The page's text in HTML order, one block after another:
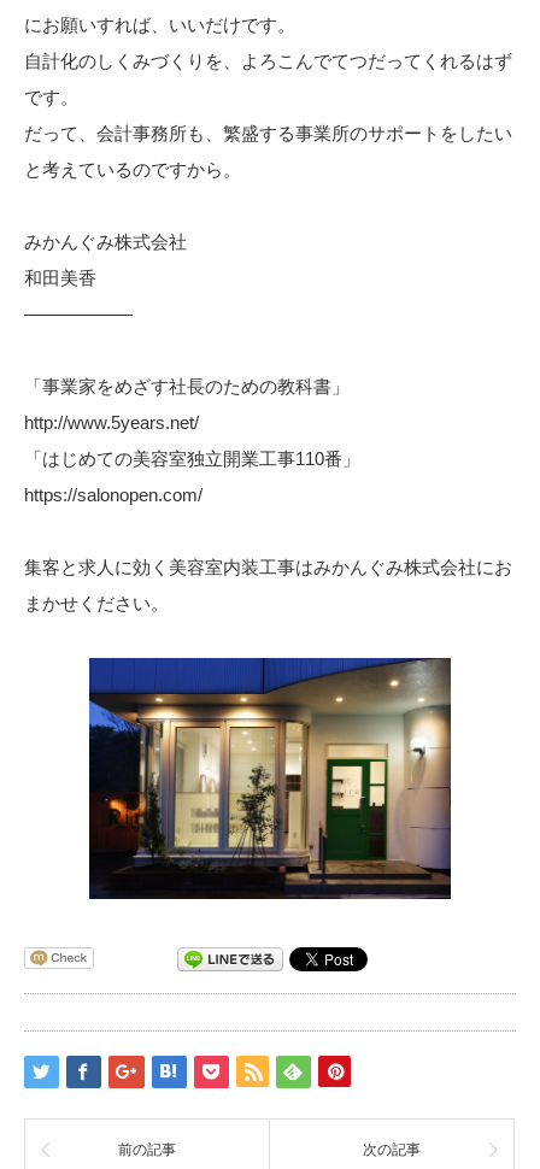
にお願いすれば、いいだけです。
自計化のしくみづくりを、よろこんでてつだってくれるはず
です。
だって、会計事務所も、繁盛する事業所のサポートをしたい
と考えているのですから。
みかんぐみ株式会社
和田美香
——————
「事業家をめざす社長のための教科書」
http://www.5years.net/
「はじめての美容室独立開業工事110番」
https://salonopen.com/
集客と求人に効く美容室内装工事はみかんぐみ株式会社にお
まかせください。
前の記事 次の記事